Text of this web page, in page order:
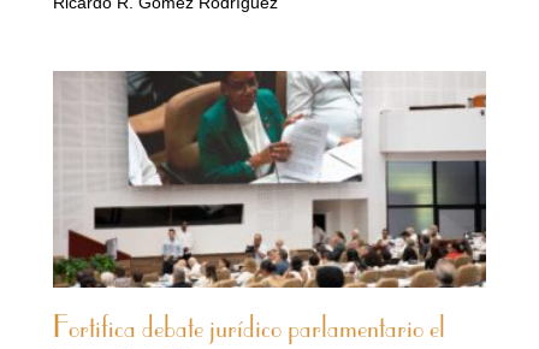
Fortifica debate jurídico parlamentario el